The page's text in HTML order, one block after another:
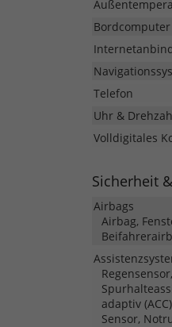
Bordcomputer
Telefon
Uhr &
Volldigitales
Sicherheit
Airbags
Airbag,
adaptiv
Sensor,